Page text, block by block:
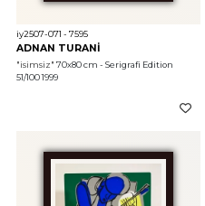
iy2507-071 - 7595
ADNAN TURANİ
"isimsiz" 70x80 cm - Serigrafi Edition
51/100 1999